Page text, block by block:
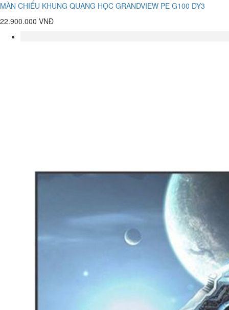
MÀN CHIẾU KHUNG QUANG HỌC GRANDVIEW PE G100 DY3
22.900.000 VNĐ